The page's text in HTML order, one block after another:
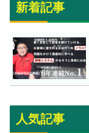
新着記事
人気記事